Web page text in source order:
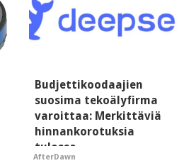
Budjettikoodaajien
suosima tekoälyfirma
varoittaa: Merkittäviä
hinnankorotuksia
tulossa
AfterDawn